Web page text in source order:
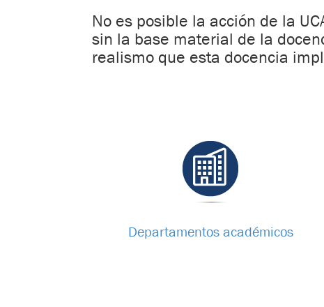
No es posible la acción de la
sin la base material de la
realismo que esta docencia
Departamentos académicos